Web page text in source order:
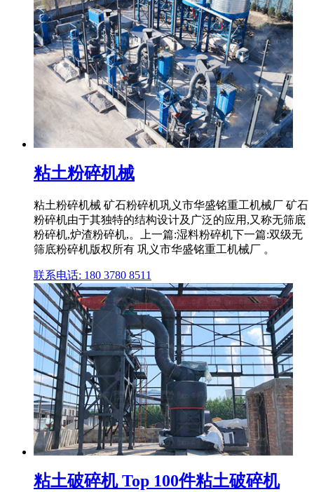
粘土粉碎机械
粘土粉碎机械 矿石粉碎机巩义市华盛铭重工机械厂 矿石
粉碎机由于其独特的结构设计及广泛的应用,又称无筛底
粉碎机,炉渣粉碎机,。上一篇:湿料粉碎机下一篇:双级无
筛底粉碎机版权所有 巩义市华盛铭重工机械厂 。
联系电话: 180 3780 8511
粘土破碎机 Top 100件粘土破碎机